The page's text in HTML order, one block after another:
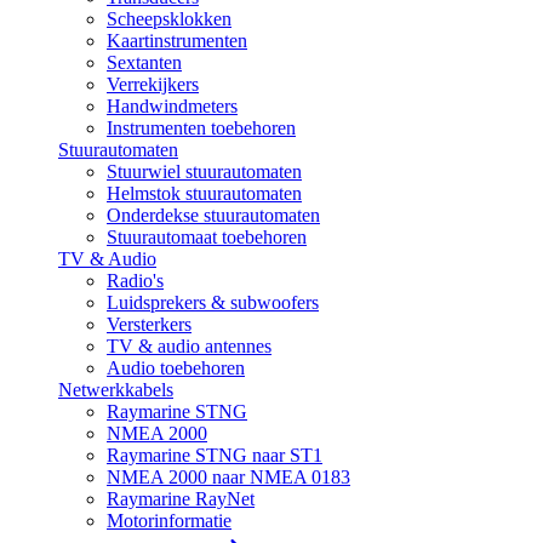
Scheepsklokken
Kaartinstrumenten
Sextanten
Verrekijkers
Handwindmeters
Instrumenten toebehoren
Stuurautomaten
Stuurwiel stuurautomaten
Helmstok stuurautomaten
Onderdekse stuurautomaten
Stuurautomaat toebehoren
TV & Audio
Radio's
Luidsprekers & subwoofers
Versterkers
TV & audio antennes
Audio toebehoren
Netwerkkabels
Raymarine STNG
NMEA 2000
Raymarine STNG naar ST1
NMEA 2000 naar NMEA 0183
Raymarine RayNet
Motorinformatie